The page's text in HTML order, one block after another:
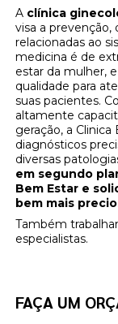
A clínica
visa a
relacionadas ao
medicina é de
estar da mulher,
qualidade para
suas pacientes.
altamente
geração, a
diagnósticos
diversas
em segundo
Bem Estar e
bem mais
Também
especialistas.
FAÇA UM